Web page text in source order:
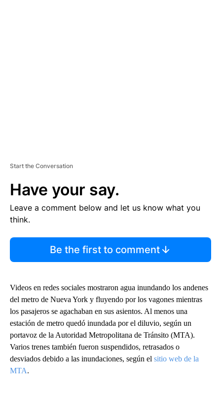
Start the Conversation
Have your say.
Leave a comment below and let us know what you
think.
Be the first to comment
Videos en redes sociales mostraron agua inundando los andenes
del metro de Nueva York y fluyendo por los vagones mientras
los pasajeros se agachaban en sus asientos. Al menos una
estación de metro quedó inundada por el diluvio, según un
portavoz de la Autoridad Metropolitana de Tránsito (MTA).
Varios trenes también fueron suspendidos, retrasados o
desviados debido a las inundaciones, según el sitio web de la
MTA.